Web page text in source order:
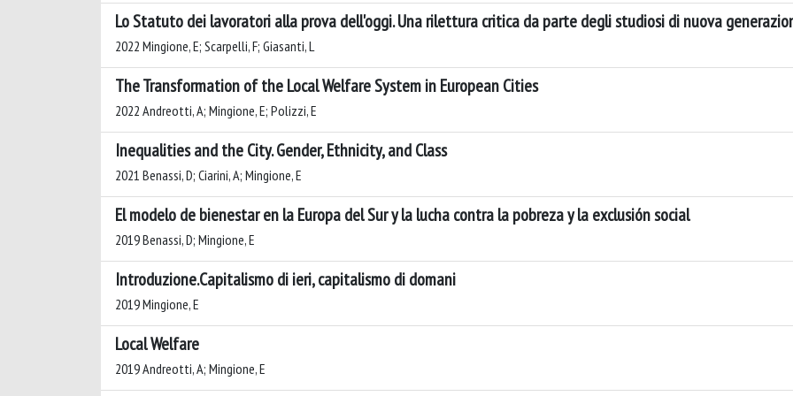
Lo Statuto dei lavoratori alla prova dell'oggi. Una rilettura critica da parte degli studiosi di nuova
2022 Mingione, E; Scarpelli, F; Giasanti, L
The Transformation of the Local Welfare System in European Cities
2022 Andreotti, A; Mingione, E; Polizzi, E
Inequalities and the City. Gender, Ethnicity, and Class
2021 Benassi, D; Ciarini, A; Mingione, E
El modelo de bienestar en la Europa del Sur y la lucha contra la pobreza y la exclusión social
2019 Benassi, D; Mingione, E
Introduzione.Capitalismo di ieri, capitalismo di domani
2019 Mingione, E
Local Welfare
2019 Andreotti, A; Mingione, E